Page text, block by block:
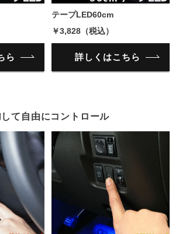
ら
テープLED60cm
￥3,828（税込）
詳しくはこちら
て自由にコントロール